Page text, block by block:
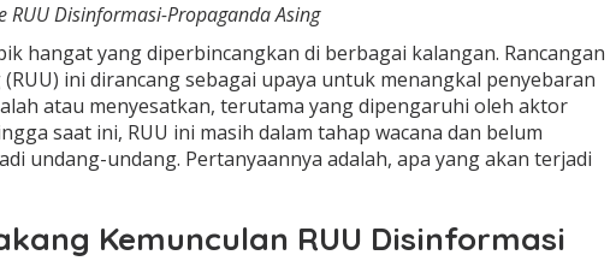
RUU Disinformasi-Propaganda Asing
hangat yang diperbincangkan di berbagai kalangan. Rancangan
ini dirancang sebagai upaya untuk menangkal penyebaran
atau menyesatkan, terutama yang dipengaruhi oleh aktor
saat ini, RUU ini masih dalam tahap wacana dan belum
undang-undang. Pertanyaannya adalah, apa yang akan terjadi
Kemunculan RUU Disinformasi